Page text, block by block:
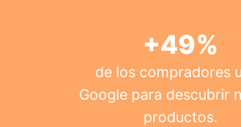
+49%
de los compradores
Google para descubrir
productos.